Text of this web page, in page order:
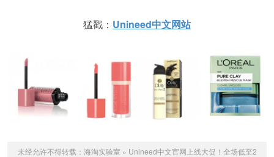
猛戳： Unineed中文网站
未经允许不得转载： 海淘实验室 » Unineed中文官网上线大促！全场低至2